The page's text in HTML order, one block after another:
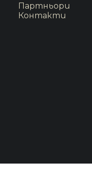
Партньори
Контакти